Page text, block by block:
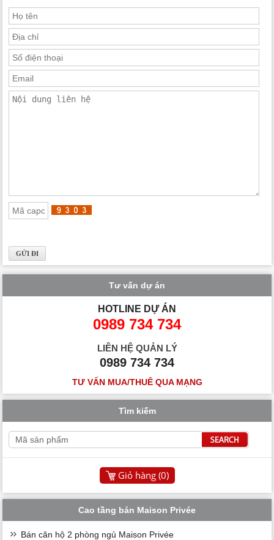
Tư vấn dự án
HOTLINE DỰ ÁN
0989 734 734
LIÊN HỆ QUẢN LÝ
0989 734 734
TƯ VẤN MUA/THUÊ QUA MẠNG
Tìm kiếm
Giỏ hàng (0)
Cao tầng bán Maison Privée
Bán căn hộ 2 phòng ngủ Maison Privée